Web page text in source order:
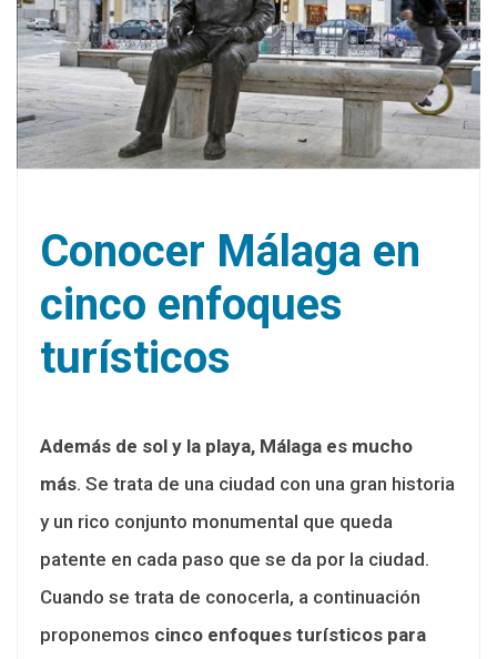
Conocer Málaga en
cinco enfoques
turísticos
Además de sol y la playa, Málaga es mucho
más. Se trata de una ciudad con una gran historia
y un rico conjunto monumental que queda
patente en cada paso que se da por la ciudad.
Cuando se trata de conocerla, a continuación
proponemos cinco enfoques turísticos para